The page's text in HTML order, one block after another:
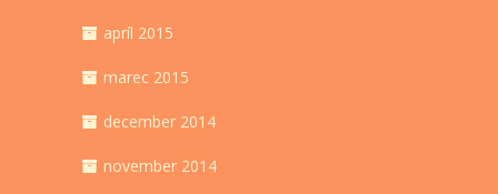
apríl 2015
marec 2015
december 2014
november 2014